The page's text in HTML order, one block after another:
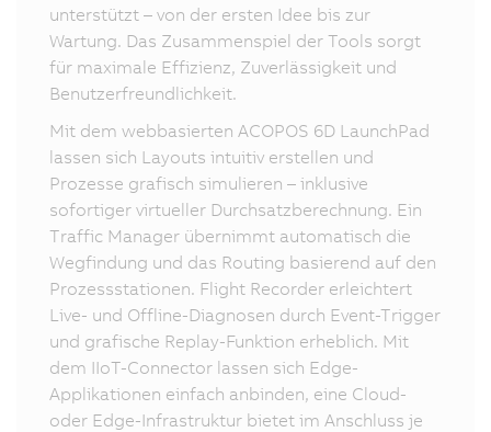
unterstützt – von der ersten Idee bis zur
Wartung. Das Zusammenspiel der Tools sorgt
für maximale Effizienz, Zuverlässigkeit und
Benutzerfreundlichkeit.
Mit dem webbasierten ACOPOS 6D LaunchPad
lassen sich Layouts intuitiv erstellen und
Prozesse grafisch simulieren – inklusive
sofortiger virtueller Durchsatzberechnung. Ein
Traffic Manager übernimmt automatisch die
Wegfindung und das Routing basierend auf den
Prozessstationen. Flight Recorder erleichtert
Live- und Offline-Diagnosen durch Event-Trigger
und grafische Replay-Funktion erheblich. Mit
dem IIoT-Connector lassen sich Edge-
Applikationen einfach anbinden, eine Cloud-
oder Edge-Infrastruktur bietet im Anschluss je